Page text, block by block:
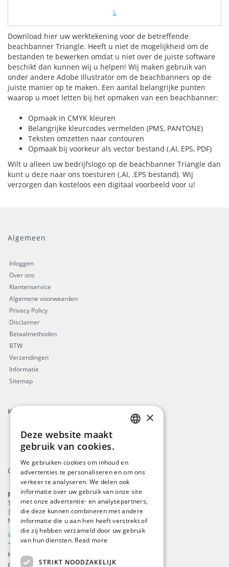
L
Download hier uw werktekening voor de betreffende
beachbanner Triangle. Heeft u niet de mogelijkheid om de
bestanden te bewerken omdat u niet over de juiste software
beschikt dan kunnen wij u helpen! Wij maken gebruik van
onder andere Adobe Illustrator om de beachbanners op de
juiste manier op te maken. Een aantal belangrijke punten
waarop u moet letten bij het opmaken van een beachbanner:
Opmaak in CMYK kleuren
Belangrijke kleurcodes vermelden (PMS, PANTONE)
Teksten omzetten naar contouren
Opmaak bij voorkeur als vector bestand (.AI, EPS, PDF)
Wilt u alleen uw bedrijfslogo op de beachbanner Triangle dan
kunt u deze naar ons toesturen (.AI, .EPS bestand). Wij
verzorgen dan kosteloos een digitaal voorbeeld voor u!
Algemeen
Inloggen
Over ons
Klantenservice
Algemene voorwaarden
Privacy Policy
Disclaimer
Betaalmethoden
BTW
Verzendingen
Informatie
Sitemap
Keurmerken
Contact
ProFlags B.V.
Tilbury 8
3897 AC,Zeewolde
Nederland
info@beachflags.com
+31 (0) 85 401 4648
KvK: 92559840
GERMAN
FRENCH
×
Deze website maakt
gebruik van cookies.
We gebruiken cookies om inhoud en
advertenties te personaliseren en om ons
verkeer te analyseren. We delen ook
informatie over uw gebruik van onze site
met onze advertentie- en analysepartners,
die deze kunnen combineren met andere
informatie die u aan hen heeft verstrekt of
die zij hebben verzameld door uw gebruik
van hun diensten. Read more
STRIKT NOODZAKELIJK